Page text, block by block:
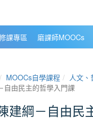
課專區 磨課師MOOCs
MOOCs自學課程
人文、
自由民主的哲學入門課
建綱－自由民